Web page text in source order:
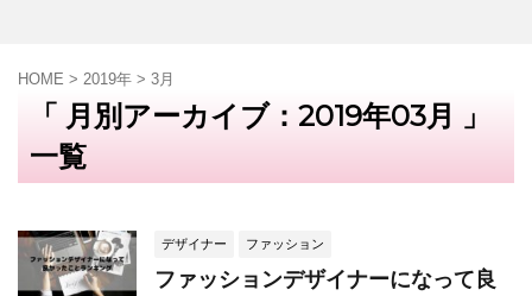
HOME > 2019年 > 3月
「 月別アーカイブ：2019年03月 」
一覧
デザイナー ファッション
ファッションデザイナーになって良